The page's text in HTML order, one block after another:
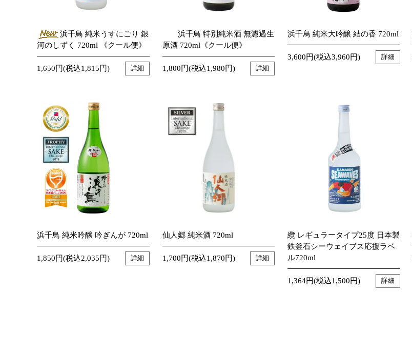
浜千鳥 純米うすにごり 銀
河のしずく 720ml 《クール便》
1,650円(税込1,815円) 詳細
浜千鳥 特別純米酒 無濾過生
原酒 720ml《クール便》
1,800円(税込1,980円) 詳細
浜千鳥 純米大吟醸 結の香 720ml
3,600円(税込3,960円) 詳細
浜千鳥 純米吟醸 吟ぎんが 720ml
1,850円(税込2,035円) 詳細
仙人郷 純米酒 720ml
1,700円(税込1,870円) 詳細
纜 レギュラータイプ25度 日本製
鉄釜石シーウェイブス応援ラベ
ル720ml
1,364円(税込1,500円) 詳細